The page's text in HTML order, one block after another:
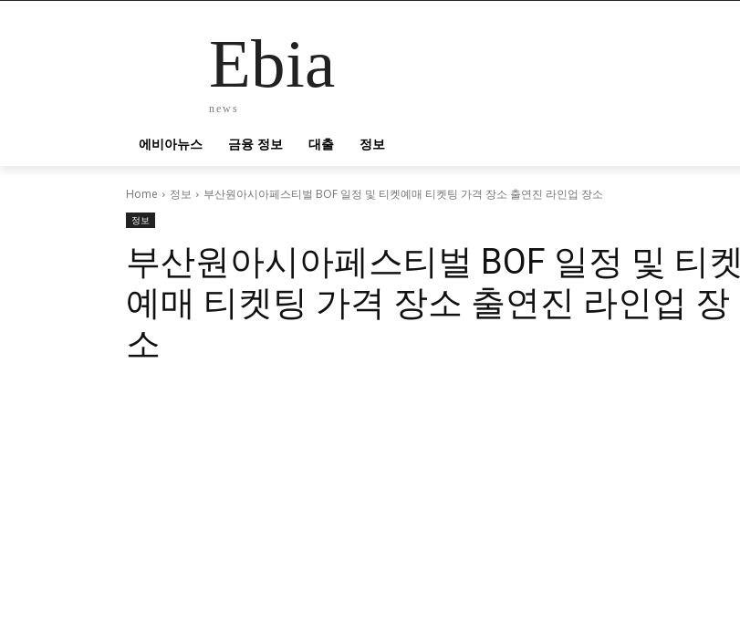
Ebia
news
에비아뉴스 금융 정보 대출 정보
Home 정보 부산원아시아페스티벌 BOF 일정 및 티켓예매 티켓팅 가격 장소 출연진 라인업 장소
정보
부산원아시아페스티벌 BOF 일정 및 티켓
예매 티켓팅 가격 장소 출연진 라인업 장
소